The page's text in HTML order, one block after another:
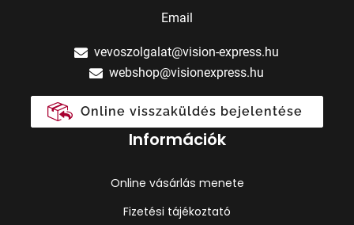
Email
vevoszolgalat@vision-express.hu
webshop@visionexpress.hu
Online visszaküldés bejelentése
Információk
Online vásárlás menete
Fizetési tájékoztató